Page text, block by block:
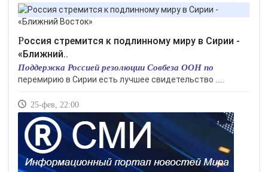
Россия стремится к подлинному миру в Сирии -
«Ближний..
Поддержка Россией резолюции Совбеза ООН по
перемирию в Сирии есть лучшее свидетельство .....
25-фев, 22:00